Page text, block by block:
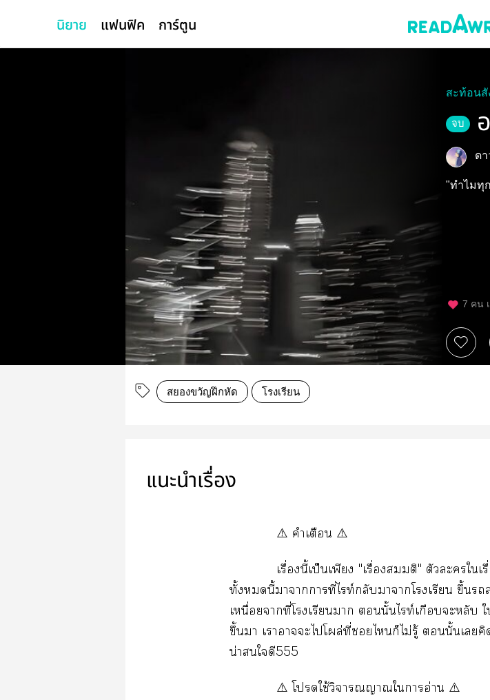
นิยาย แฟนฟิค การ์ตูน
สะท้อนสั
จบ
ด
"ทำไมทุ
7 คน
สยองขวัญฝึกหัด โรงเรียน
แนะนำเรื่อง
⚠️ คำเตือน ⚠️
เรื่องนี้เป็นเพียง "เรื่องสมมติ" ตัวะใ
ทั้งนี้าาาที่ไท์กลับาาโเรียน ขึ้น
เหนื่อยาที่โเรียนา นั้นไท์เกือบะหลับ
ขึ้นา เาาะไโผล่ที่ไก็ไม่รู้ นั้นเ
น่าใดี555
⚠️ โใช้วิจารณญาณใาอ่าน ⚠️